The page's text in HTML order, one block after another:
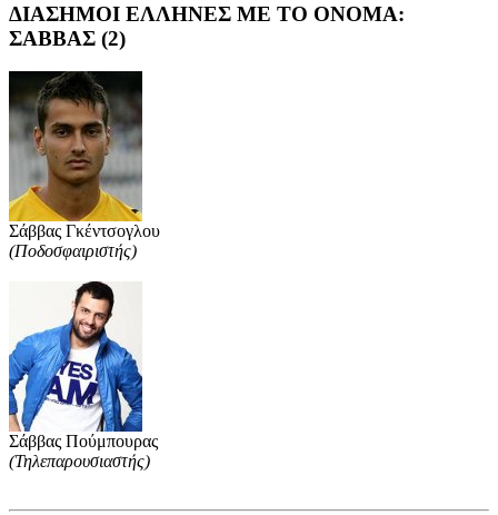
ΔΙΑΣΗΜΟΙ ΕΛΛΗΝΕΣ ΜΕ ΤΟ ΟΝΟΜΑ:
ΣΑΒΒΑΣ (2)
Σάββας Γκέντσογλου
(Ποδοσφαιριστής)
Σάββας Πούμπουρας
(Τηλεπαρουσιαστής)